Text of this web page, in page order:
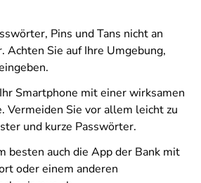
Pins und Tans nicht an
Achten Sie auf Ihre Umgebung,
Smartphone mit einer wirksamen
Vermeiden Sie vor allem leicht zu
und kurze Passwörter.
besten auch die App der Bank mit
oder einem anderen